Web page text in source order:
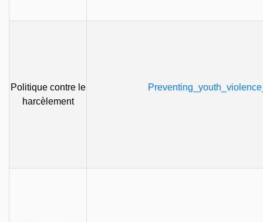
Politique contre le
harcèlement